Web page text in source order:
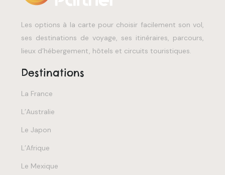
Les options à la carte pour choisir facilement son vol,
ses destinations de voyage, ses itinéraires, parcours,
lieux d’hébergement, hôtels et circuits touristiques.
Destinations
La France
L’Australie
Le Japon
L’Afrique
Le Mexique